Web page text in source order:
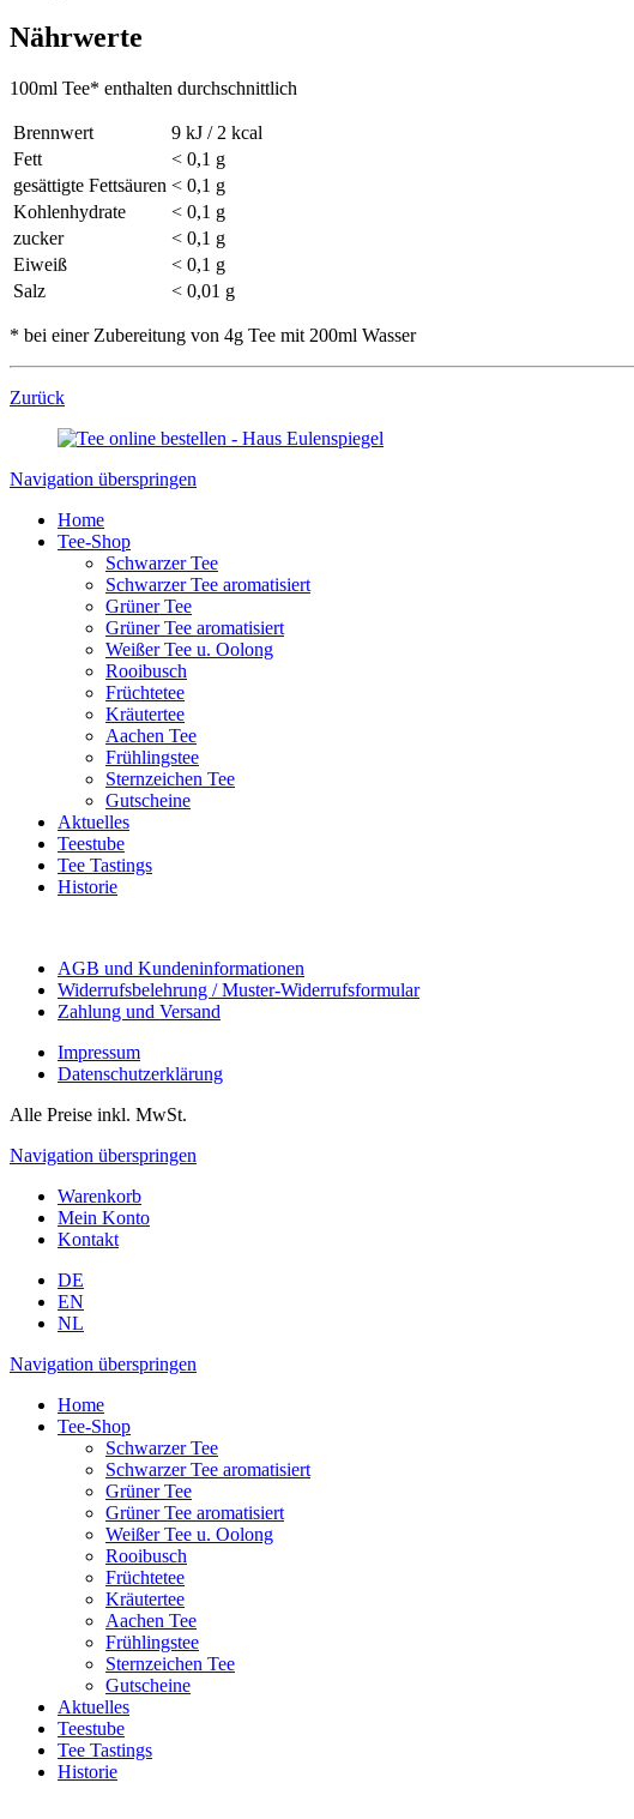
Nährwerte
100ml Tee* enthalten durchschnittlich
Brennwert
9 kJ / 2 kcal
Fett
< 0,1 g
gesättigte Fettsäuren < 0,1 g
Kohlenhydrate
< 0,1 g
zucker
< 0,1 g
Eiweiß
< 0,1 g
Salz
< 0,01 g
* bei einer Zubereitung von 4g Tee mit 200ml Wasser
Zurück
Navigation überspringen
Home
Tee-Shop
Schwarzer Tee
Schwarzer Tee aromatisiert
Grüner Tee
Grüner Tee aromatisiert
Weißer Tee u. Oolong
Rooibusch
Früchtetee
Kräutertee
Aachen Tee
Frühlingstee
Sternzeichen Tee
Gutscheine
Aktuelles
Teestube
Tee Tastings
Historie
AGB und Kundeninformationen
Widerrufsbelehrung / Muster-Widerrufsformular
Zahlung und Versand
Impressum
Datenschutzerklärung
Alle Preise inkl. MwSt.
Navigation überspringen
Warenkorb
Mein Konto
Kontakt
DE
EN
NL
Navigation überspringen
Home
Tee-Shop
Schwarzer Tee
Schwarzer Tee aromatisiert
Grüner Tee
Grüner Tee aromatisiert
Weißer Tee u. Oolong
Rooibusch
Früchtetee
Kräutertee
Aachen Tee
Frühlingstee
Sternzeichen Tee
Gutscheine
Aktuelles
Teestube
Tee Tastings
Historie